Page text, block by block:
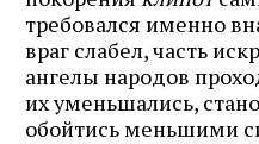
требовался именно
враг слабел, часть
ангелы народов
их уменьшались,
обойтись меньшими